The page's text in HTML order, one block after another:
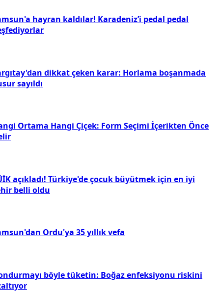
hayran kaldılar! Karadeniz’i pedal pedal
dikkat çeken karar: Horlama boşanmada
sayıldı
Ortama Hangi Çiçek: Form Seçimi İçerikten Önce
açıkladı! Türkiye'de çocuk büyütmek için en iyi
belli oldu
Ordu'ya 35 yıllık vefa
böyle tüketin: Boğaz enfeksiyonu riskini